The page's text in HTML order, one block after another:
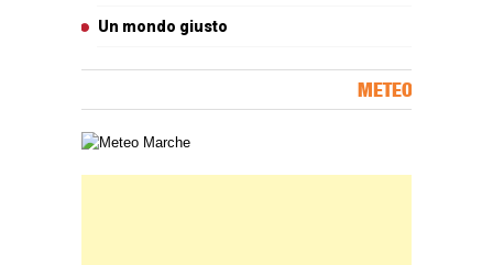
Un mondo giusto
METEO
Carta meteorologica delle Marche